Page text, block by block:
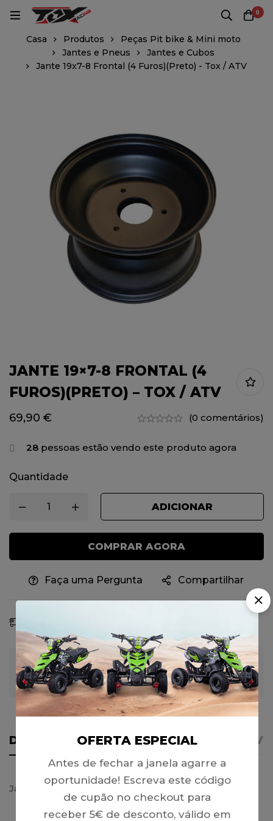
0
Casa Produtos
Peças Pit bike & Mini moto
Jantes e Pneus
Jantes e Cubos
Jante 19x7-8 Frontal (4 Furos)(Preto) - Tox / ATV
JANTE 19×7-8 FRONTAL (4
FUROS)(PRETO) – TOX / ATV
69,90 € (0 comentários)
28 pessoas estão vendo este produto agora
Quantidade
ADICIONAR
COMPRAR AGORA
Faça uma Pergunta Compartilhar
Garantia de Pagamento 100% Seguro
DETALHES AVISO IMPORTANTE
Jante 19×7-8 Frontal (4 Furos)(Preto) – Tox / ATV
OFERTA ESPECIAL
Antes de fechar a janela agarre a
oportunidade! Escreva este código
de cupão no checkout para
receber 5€ de desconto, válido em